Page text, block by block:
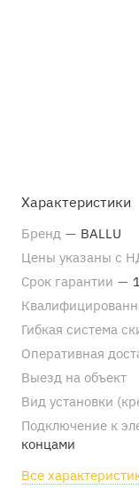
Характеристики
Бренд — BALLU
Цены указаны с
Срок гарантии —
Гибкая система
Оперативная
Выезд на объект
Вид установки
Подключение к
концами
Все